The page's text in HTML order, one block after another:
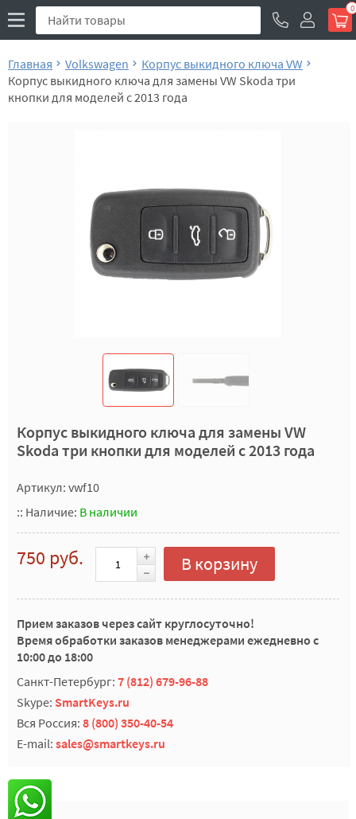
0
Главная Volkswagen
Корпус выкидного ключа VW
Корпус выкидного ключа для замены VW Skoda три
кнопки для моделей с 2013 года
Корпус выкидного ключа для замены VW
Skoda три кнопки для моделей с 2013 года
Артикул: vwf10
:: Наличие: В наличии
750 руб. В корзину
Прием заказов через сайт круглосуточно!
Время обработки заказов менеджерами ежедневно с
10:00 до 18:00
Санкт-Петербург: 7 (812) 679-96-88
Skype: SmartKeys.ru
Вся Россия: 8 (800) 350-40-54
E-mail: sales@smartkeys.ru